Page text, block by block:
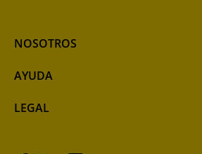
NOSOTROS
AYUDA
LEGAL